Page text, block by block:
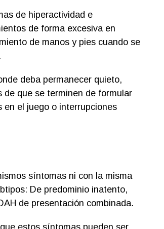
de hiperactividad e
de forma excesiva en
de manos y pies cuando se
deba permanecer quieto,
que se terminen de formular
el juego o interrupciones
síntomas ni con la misma
De predominio inatento,
de presentación combinada.
estos síntomas pueden ser